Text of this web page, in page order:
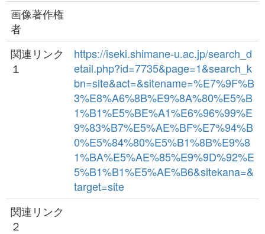
画像著作権
者
関連リンク
１
https://iseki.shimane-u.ac.jp/search_d
etail.php?id=7735&page=1&search_k
bn=site&act=&sitename=%E7%9F%B
3%E8%A6%8B%E9%8A%80%E5%B
1%B1%E5%BE%A1%E6%96%99%E
9%83%B7%E5%AE%BF%E7%94%B
0%E5%84%80%E5%B1%8B%E9%8
1%BA%E5%AE%85%E9%9D%92%E
5%B1%B1%E5%AE%B6&sitekana=&
target=site
関連リンク
２